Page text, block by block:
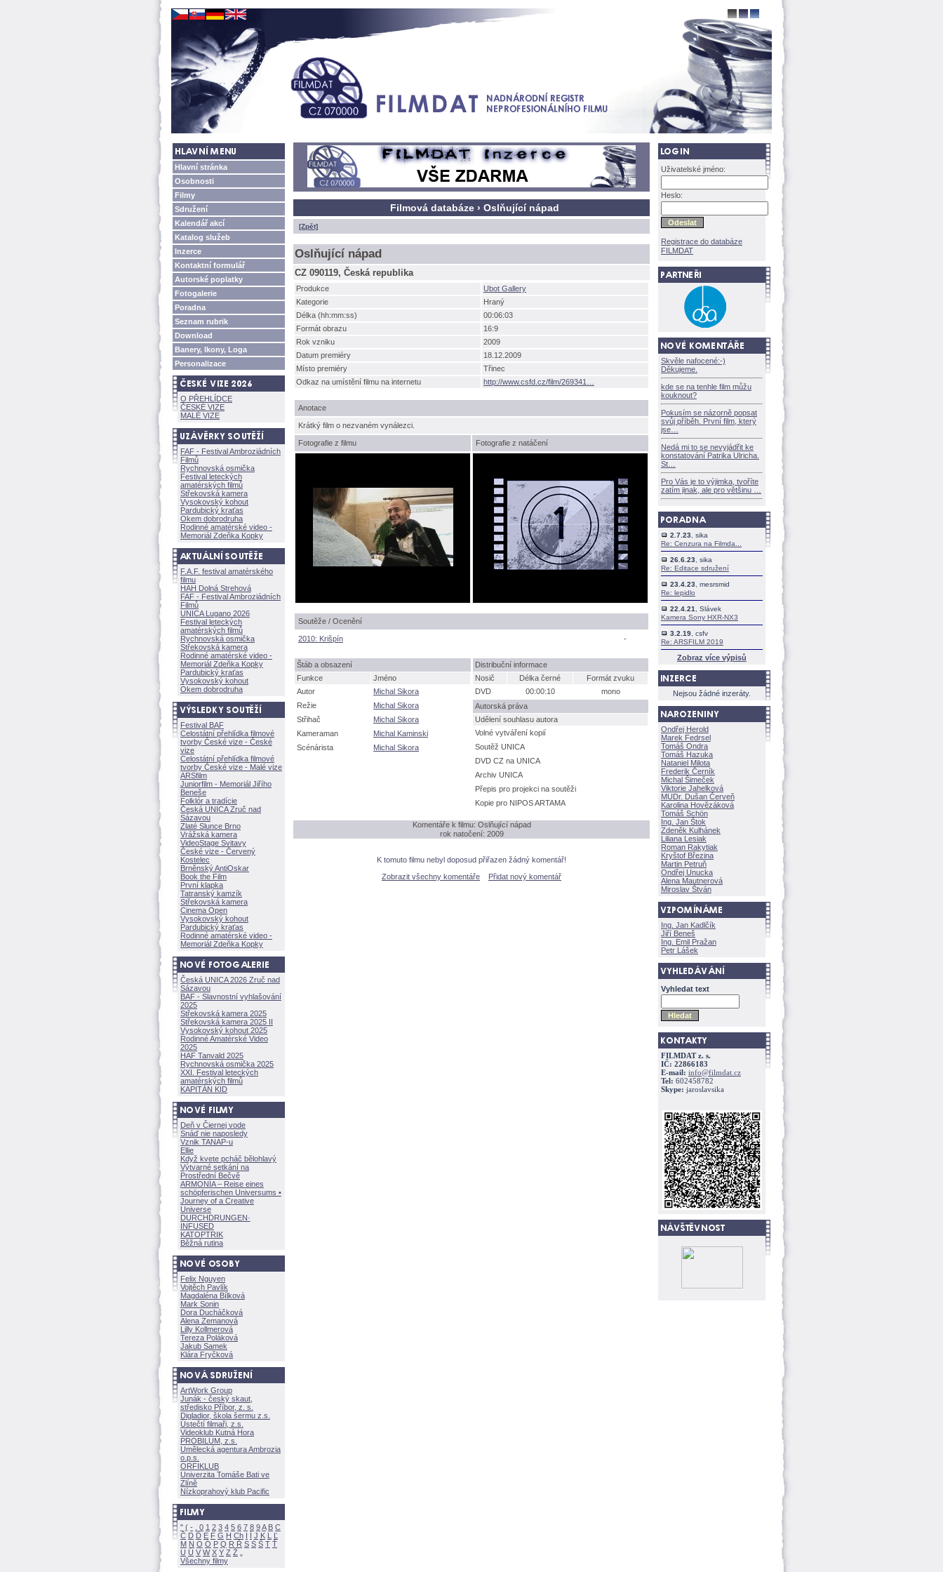
Hlavní stránka
Osobnosti
Filmy
Sdružení
Kalendář akcí
Katalog služeb
Inzerce
Kontaktní formulář
Autorské poplatky
Fotogalerie
Poradna
Seznam rubrik
Download
Banery, Ikony, Loga
Personalizace
O PŘEHLÍDCE
ČESKÉ VIZE
MALÉ VIZE
FAF - Festival Ambroziádních
Filmů
Rychnovská osmička
Festival leteckých
amatérských filmů
Střekovská kamera
Vysokovský kohout
Pardubický kraťas
Okem dobrodruha
Rodinné amatérské video -
Memoriál Zdeňka Kopky
F.A.F. festival amatérského
filmu
HAH Dolná Strehov
FAF - Festival Ambroziádních
Filmů
UNICA Lugano 2026
Festival leteckých
amatérských filmů
Rychnovská osmička
Střekovská kamera
Rodinné amatérské video -
Memoriál Zdeňka Kopky
Pardubický kraťas
Vysokovský kohout
Okem dobrodruha
Festival BAF
Celostátní přehlídka filmové
tvorby České vize - České
vize
Celostátní přehlídka filmové
tvorby České vize - Malé vize
ARSfilm
Juniorfilm - Memoriál Jiřího
Beneše
Folklór a tradície
Česká UNICA Zruč nad
Sázavou
Zlaté Slunce Brno
Vrážská kamera
VideoStage Svitavy
České vize - Červený
Kostelec
Brněnský AntiOskar
Book the Film
První klapka
Tatranský kamzík
Střekovská kamera
Cinema Open
Vysokovský kohout
Pardubický kraťas
Rodinné amatérské video -
Memoriál Zdeňka Kopky
Česká UNICA 2026 Zruč nad
Sázavou
BAF - Slavnostní vyhlašování
2025
Střekovská kamera 2025
Střekovská kamera 2025 II
Vysokovský kohout 2025
Rodinné Amatérské Video
2025
HAF Tanvald 2025
Rychnovská osmička 2025
XXI. Festival leteckých
amatérských filmů
KAPITÁN KID
Deň v Čiernej vode
Snáď nie naposledy
Vznik TANAP-u
Ellie
Když kvete pcháč bělohlavý
Výtvarné setkání na
Prostřední Bečvě
ARMONÍA – Reise eines
schöpferischen Universums •
Journey of a Creative
Universe
DURCHDRUNGEN·
INFUSED
KATOPTRIK
Běžná rutina
Felix Nguyen
Vojtěch Pavlík
Magdaléna Bílkov
Mark Sonin
Dora Ducháčkov
Alena Zemanov
Lilly Kollmerov
Tereza Polákov
Jakub Samek
Klára Fryčkov
ArtWork Group
Junák - český skaut,
středisko Příbor, z. s.
Digladior, škola šermu z.s.
Ústečtí filmaři, z.s.
Videoklub Kutná Hora
PROBILUM, z.s.
Umělecká agentura Ambrozia
o.p.s.
ORFIKLUB
Univerzita Tomáše Bati ve
Zlíně
Nízkoprahový klub Pacific
" ( - 0 1 2 3 4 5 6 7 8 9A B C
Č D Ď E F G H Ch I Í J K L
Ľ
M N O Ó P Q R Ř S Ś T Ť
U Ú V W X Y Z
Všechny filmy
Filmová databáze › Oslňující nápad
[Zpět]
Oslňující nápad
CZ 090119, Česká republika
Produkce
Ubot Gallery
Kategorie
Hraný
Délka (hh:mm:ss)
00:06:03
Formát obrazu
16:9
Rok vzniku
2009
Datum premiéry
18.12.2009
Místo premiéry
Třinec
Odkaz na umístění filmu na internetu
http://www.csfd.cz/film/269341
Anotace
Krátký film o nezvaném vynálezci.
Fotografie z filmu Fotografie z natáčení
Soutěže / Ocenění
2010: Krišpín -
táb a obsazení
Funkce
Jméno
Autor
Michal Sikora
Režie
Michal Sikora
Střihač
Michal Sikora
Kameraman
Michal Kaminski
Scénárista
Michal Sikora
Distribuční informace
Nosič
Délka černé
Formát zvuku
DVD
00:00:10
mono
Autorská práva
Udělení souhlasu autora
Volné vytváření kopií
Soutěž UNICA
DVD CZ na UNICA
Archiv UNICA
Přepis pro projekci na soutěži
Kopie pro NIPOS ARTAMA
Komentáře k filmu: Oslňující nápad
rok natočení: 2009
K tomuto filmu nebyl doposud přiřazen žádný komentář!
Zobrazit všechny komentáře
Přidat nový komentář
Uživatelské jméno:
Heslo:
Registrace do databáze
FILMDAT
Skvěle nafocené:-)
Děkujeme.
kde se na tenhle film můžu
kouknout?
Pokusím se názorně popsat
svůj příběh. První film, který
jse
Nedá mi to se nevyjádřit ke
konstatování Patrika Ulricha.
St
Pro Vás je to výjimka, tvoříte
zatím jinak, ale pro většinu
2.7.23 , sika
Re: Cenzura na Filmda...
26.6.23 , sika
Re: Editace sdružení
23.4.23 , mesrsmid
Re: lepidlo
22.4.21
, Slávek
Kamera Sony HXR-NX3
3.2.19 , csfv
Re: ARSFILM 2019
Zobraz více výpisů
Nejsou žádné inzeráty.
Ondřej Herold
Marek Fedrsel
Tomáš Ondra
Tomáš Hazuka
Nataniel Milota
Frederik Černík
Michal Šimeček
Viktorie Jahelkov
MUDr. Dušan Červeň
Karolina Hovězákov
Tomáš Schön
Ing. Jan Štok
Zdeněk Kulhánek
Liliana Lesiak
Roman Rakytiak
Kryštof Březina
Martin Petruň
Ondřej Unucka
Alena Mautnerov
Miroslav Štván
Ing. Jan Kadlčík
Jiří Bene
Ing. Emil Pražan
Petr Lášek
Vyhledat text
FILMDAT z. s.
IČ: 22866183
E-mail: info@filmdat.cz
Tel: 602458782
Skype: jaroslavsika